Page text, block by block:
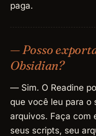
paga.
— Posso
Obsidian?
— Sim. O Readine
que você leu para
arquivos. Faça com
seus scripts, seu